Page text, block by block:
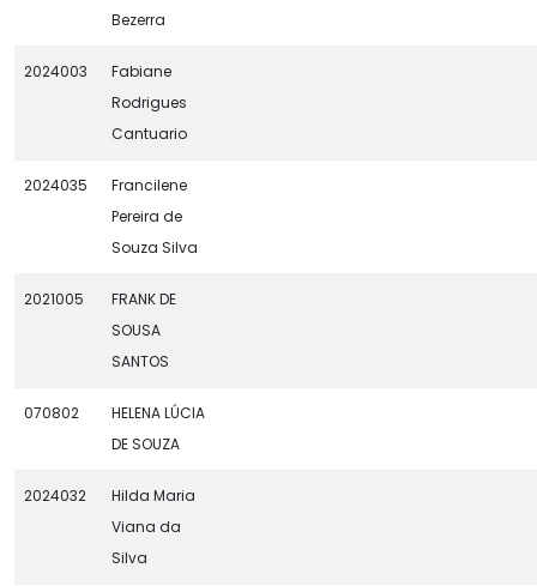
Bezerra
2024003
Fabiane
Rodrigues
Cantuario
2024035
Francilene
Pereira de
Souza Silva
2021005
FRANK DE
SOUSA
SANTOS
070802
HELENA LÚCIA
DE SOUZA
2024032
Hilda Maria
Viana da
Silva